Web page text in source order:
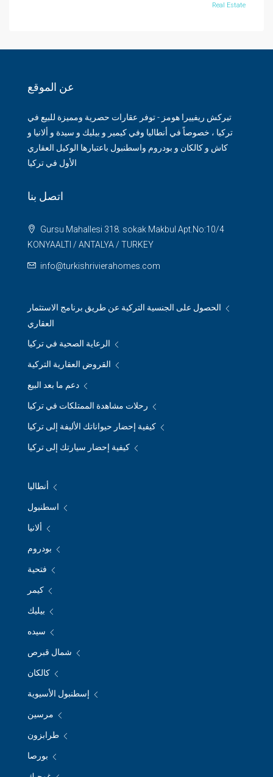
Real Estate
عن الموقع
تيركش ريفييرا هومز - توفر عقارات حصرية ومميزة للبيع في
تركيا ، خصوصاً في أنطاليا وفي كيمير و بيليك و سيدة و ألانيا و
كاش و كالكان و بودروم واسطنبول باعتبارها الوكيل العقاري
الأول في تركيا
اتصل بنا
Gursu Mahallesi 318. sokak Makbul Apt.No:10/4
KONYAALTI / ANTALYA / TURKEY
info@turkishrivierahomes.com
الحصول على الجنسية التركية عن طريق برنامج الاستثمار
العقاري
الرعاية الصحية في تركيا
القروض العقارية التركية
دعم ما بعد البيع
رحلات مشاهدة الممتلكات في تركيا
كيفية إحضار حيواناتك الأليفة إلى تركيا
كيفية إحضار سيارتك إلى تركيا
أنطاليا
اسطنبول
ألانيا
بودروم
فتحية
كيمر
بيليك
سيده
شمال قبرص
كالكان
إسطنبول الأسيوية
مرسين
طرابزون
بورصا